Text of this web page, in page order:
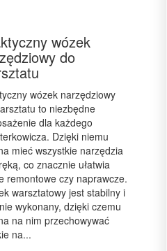
wózek
do
wózek narzędziowy
to niezbędne
dla każdego
Dzięki niemu
mieć wszystkie narzędzia
co znacznie ułatwia
remontowe czy naprawcze.
warsztatowy jest stabilny i
wykonany, dzięki czemu
na nim przechowywać
na...